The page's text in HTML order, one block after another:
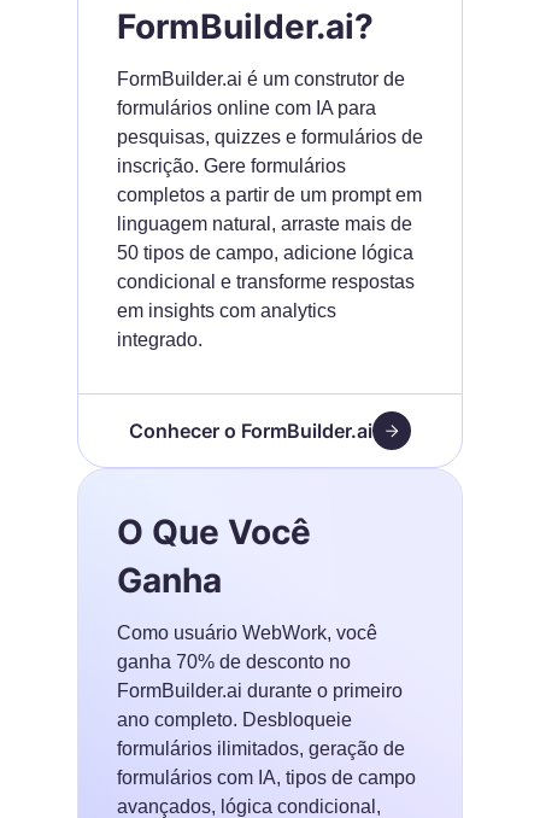
FormBuilder.ai?
FormBuilder.ai é um construtor de
formulários online com IA para
pesquisas, quizzes e formulários de
inscrição. Gere formulários
completos a partir de um prompt em
linguagem natural, arraste mais de
50 tipos de campo, adicione lógica
condicional e transforme respostas
em insights com analytics
integrado.
Conhecer o FormBuilder.ai
O Que Você
Ganha
Como usuário WebWork, você
ganha 70% de desconto no
FormBuilder.ai durante o primeiro
ano completo. Desbloqueie
formulários ilimitados, geração de
formulários com IA, tipos de campo
avançados, lógica condicional,